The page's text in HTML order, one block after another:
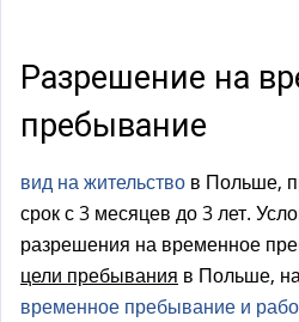
Разрешение на
пребывание
вид на жительство в Польше,
срок с 3 месяцев до 3 лет.
разрешения на временное
цели пребывания в Польше,
временное пребывание и